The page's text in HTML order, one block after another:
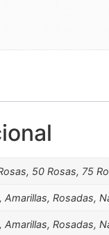
50 Rosas, 75
Amarillas, Rosadas,
Amarillas, Rosadas,